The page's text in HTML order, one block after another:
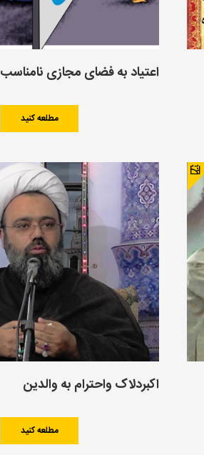
اعتیاد به فضای مجازی نامناسب
مطلعه کنید
اکبردلاک واحترام به والدین
مطلعه کنید